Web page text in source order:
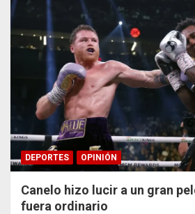
DEPORTES OPINIÓN
Canelo hizo lucir a un gran
fuera ordinario